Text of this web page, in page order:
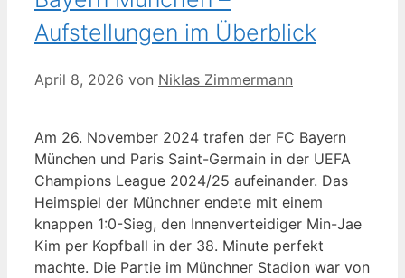
Aufstellungen im Überblick
April 8, 2026 von Niklas Zimmermann
Am 26. November 2024 trafen der FC Bayern
München und Paris Saint-Germain in der UEFA
Champions League 2024/25 aufeinander. Das
Heimspiel der Münchner endete mit einem
knappen 1:0-Sieg, den Innenverteidiger Min-Jae
Kim per Kopfball in der 38. Minute perfekt
machte. Die Partie im Münchner Stadion war von